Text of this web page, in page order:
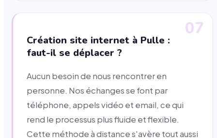
07
Création site internet à Pulle :
faut-il se déplacer ?
Aucun besoin de nous rencontrer en
personne. Nos échanges se font par
téléphone, appels vidéo et email, ce qui
rend le processus plus fluide et flexible.
Cette méthode à distance s'avère tout aussi